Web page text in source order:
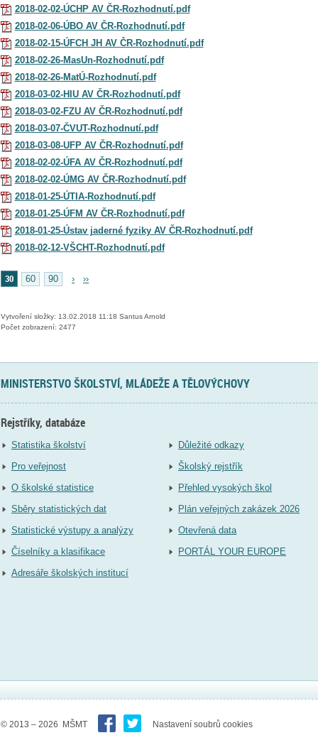
2018-02-02-ÚCHP AV ČR-Rozhodnutí.pdf
2018-02-06-ÚBO AV ČR-Rozhodnutí.pdf
2018-02-15-ÚFCH JH AV ČR-Rozhodnutí.pdf
2018-02-26-MasUn-Rozhodnutí.pdf
2018-02-26-MatÚ-Rozhodnutí.pdf
2018-03-02-HIU AV ČR-Rozhodnutí.pdf
2018-03-02-FZU AV ČR-Rozhodnutí.pdf
2018-03-07-ČVUT-Rozhodnutí.pdf
2018-03-08-UFP AV ČR-Rozhodnutí.pdf
2018-02-02-ÚFA AV ČR-Rozhodnutí.pdf
2018-02-02-ÚMG AV ČR-Rozhodnutí.pdf
2018-01-25-ÚTIA-Rozhodnutí.pdf
2018-01-25-ÚFM AV ČR-Rozhodnutí.pdf
2018-01-25-Ústav jaderné fyziky AV ČR-Rozhodnutí.pdf
2018-02-12-VŠCHT-Rozhodnutí.pdf
30 60 90 › ››
Vytvoření složky: 13.02.2018 11:18 Santus Arnold
Počet zobrazení: 2477
MINISTERSTVO ŠKOLSTVÍ, MLÁDEŽE A TĚLOVÝCHOVY
Rejstříky, databáze
Statistika školství
Pro veřejnost
O školské statistice
Sběry statistických dat
Statistické výstupy a analýzy
Číselníky a klasifikace
Adresáře školských institucí
Důležité odkazy
Školský rejstřík
Přehled vysokých škol
Plán veřejných zakázek 2026
Otevřená data
PORTÁL YOUR EUROPE
© 2013 – 2026 MŠMT Nastavení soubrů cookies